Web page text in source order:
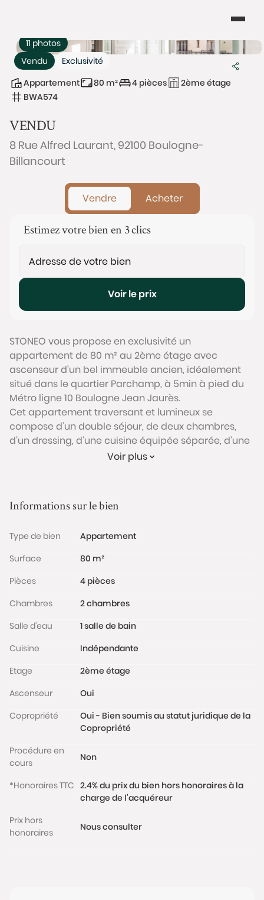
Vendu Exclusivité
11 photos
Appartement 80 m² 4 pièces
2ème étage
BWA574
VENDU
8 Rue Alfred Laurant, 92100 Boulogne-
Billancourt
Vendre Acheter
Estimez votre bien en 3 clics
Voir le prix
STONEO vous propose en exclusivité un
appartement de 80 m² au 2ème étage avec
ascenseur d’un bel immeuble ancien, idéalement
situé dans le quartier Parchamp, à 5min à pied du
Métro ligne 10 Boulogne Jean Jaurès.
Cet appartement traversant et lumineux se
compose d’un double séjour, de deux chambres,
d’un dressing, d’une cuisine équipée séparée, d’une
salle de bain et d’un WC séparé. Il dispose de très
Possibilité d’acquérir, en sus, un emplacement de
immeuble voisin.
Charges de copropriété : 235 € / mois ; Taxe
Les informations sur les risques auxquels ce bien est
exposé sont disponibles sur le site
www.georisques.gouv.fr
Voir plus
Informations sur le bien
Type de bien
Appartement
Surface
80 m²
Pièces
4 pièces
Chambres
2 chambres
Salle d'eau
1 salle de bain
Cuisine
Indépendante
Etage
2ème étage
Ascenseur
Oui
Copropriété
Oui - Bien soumis au statut juridique de la
Copropriété
Procédure en
cours
Non
*Honoraires TTC 2.4% du prix du bien hors honoraires à la
charge de l'acquéreur
Prix hors
honoraires
Nous consulter